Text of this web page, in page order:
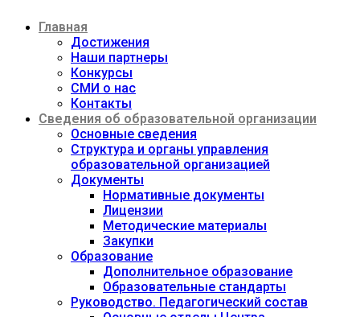
содержимому
Главная
Достижения
Наши партнеры
Конкурсы
СМИ о нас
Контакты
Сведения об образовательной организации
Основные сведения
Структура и органы управления
образовательной организацией
Документы
Нормативные документы
Лицензии
Методические материалы
Закупки
Образование
Дополнительное образование
Образовательные стандарты
Руководство. Педагогический состав